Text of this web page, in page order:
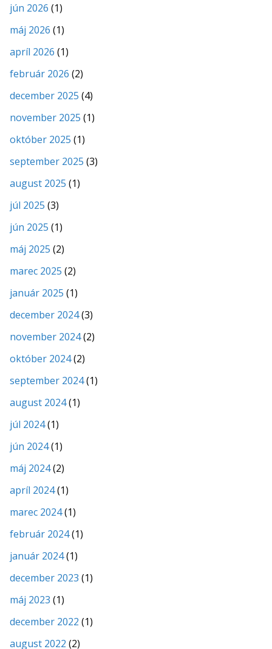
jún 2026 (1)
máj 2026 (1)
apríl 2026 (1)
február 2026 (2)
december 2025 (4)
november 2025 (1)
október 2025 (1)
september 2025 (3)
august 2025 (1)
júl 2025 (3)
jún 2025 (1)
máj 2025 (2)
marec 2025 (2)
január 2025 (1)
december 2024(3)
november 2024(2)
október 2024(2)
september 2024(1)
august 2024(1)
júl 2024(1)
jún 2024(1)
máj 2024(2)
apríl 2024(1)
marec 2024(1)
február 2024(1)
január 2024(1)
december 2023 (1)
máj 2023 (1)
december 2022 (1)
august 2022 (2)